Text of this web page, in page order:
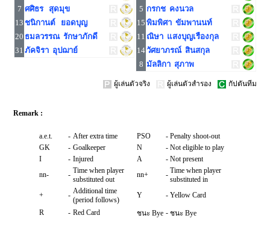
7 ศศิธร สุดมุข
13 ชนิกานต์ ยอดบุญ
20 ธมลวรรณ รักษาภักดี
31 ภัคจิรา อุปฌาย์
5 กรกช คงนวล
15 พิมพิศา ขัมพานนท์
11 ณิษา แสงบุญเรืองกุล
14วัศยาภรณ์ สินสกุล
8 มัลลิกา สุภาพ
ผู้เล่นตัวจริง ผู้เล่นตัวสำรอง กัปตันทีม
Remark :
a.e.t. - After extra time PSO - Penalty shoot-out
GK
- Goalkeeper N - Not eligible to play
I
- Injured A - Not present
nn-
- Time when player
substituted out
nn+ - Time when player
substituted in
+
- Additional time
(period follows)
Y - Yellow Card
R - Red Card ชนะ Bye - ชนะ Bye